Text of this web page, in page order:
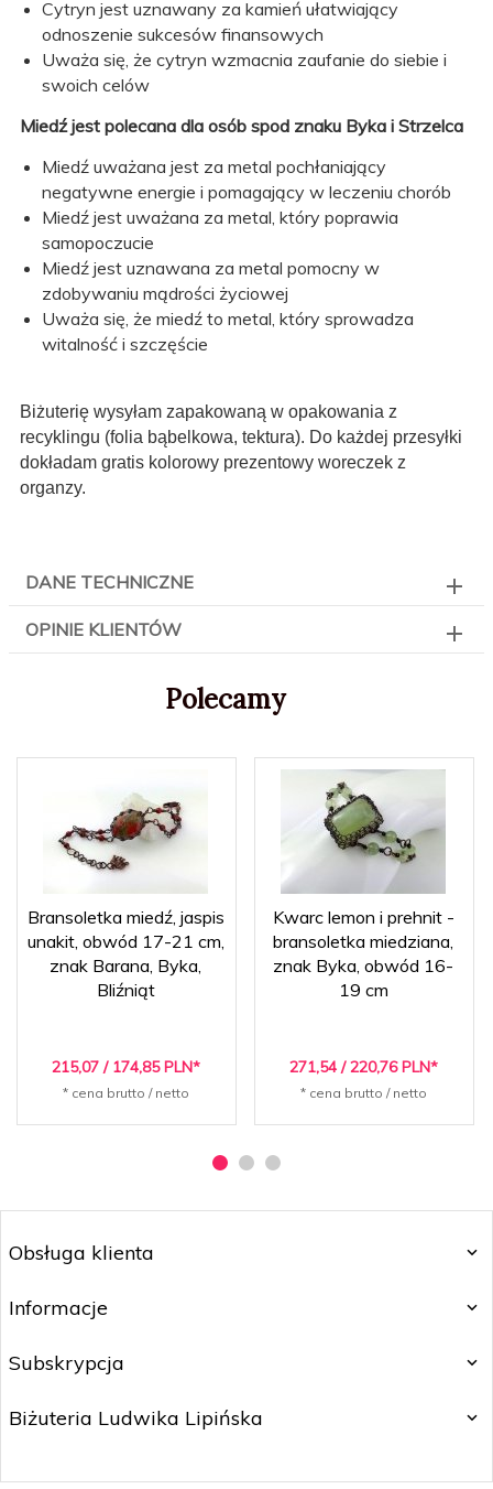
Cytryn jest uznawany za kamień ułatwiający
odnoszenie sukcesów finansowych
Uważa się, że cytryn wzmacnia zaufanie do siebie i
swoich celów
Miedź jest polecana dla osób spod znaku Byka i Strzelca
Miedź uważana jest za metal pochłaniający
negatywne energie i pomagający w leczeniu chorób
Miedź jest uważana za metal, który poprawia
samopoczucie
Miedź jest uznawana za metal pomocny w
zdobywaniu mądrości życiowej
Uważa się, że miedź to metal, który sprowadza
witalność i szczęście
Biżuterię wysyłam zapakowaną w opakowania z
recyklingu (folia bąbelkowa, tektura). Do każdej przesyłki
dokładam gratis kolorowy prezentowy woreczek z
organzy.
DANE TECHNICZNE
OPINIE KLIENTÓW
Polecamy
Bransoletka miedź, jaspis
unakit, obwód 17-21 cm,
znak Barana, Byka,
Bliźniąt
215,07 / 174,85 PLN*
* cena brutto / netto
Kwarc lemon i prehnit -
bransoletka miedziana,
znak Byka, obwód 16-
19 cm
271,54 / 220,76 PLN*
* cena brutto / netto
Obsługa klienta
Informacje
Subskrypcja
Biżuteria Ludwika Lipińska